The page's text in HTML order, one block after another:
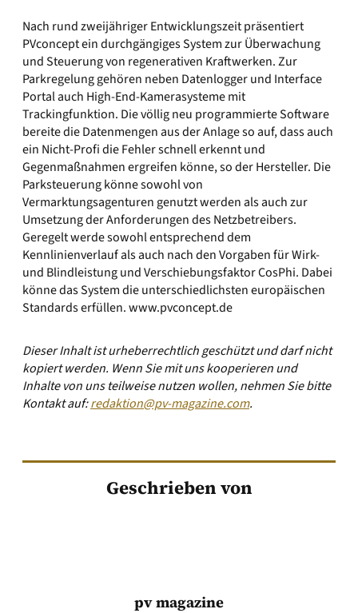
Nach rund zweijähriger Entwicklungszeit präsentiert
PVconcept ein durchgängiges System zur Überwachung
und Steuerung von regenerativen Kraftwerken. Zur
Parkregelung gehören neben Datenlogger und Interface
Portal auch High-End-Kamerasysteme mit
Trackingfunktion. Die völlig neu programmierte Software
bereite die Datenmengen aus der Anlage so auf, dass auch
ein Nicht-Profi die Fehler schnell erkennt und
Gegenmaßnahmen ergreifen könne, so der Hersteller. Die
Parksteuerung könne sowohl von
Vermarktungsagenturen genutzt werden als auch zur
Umsetzung der Anforderungen des Netzbetreibers.
Geregelt werde sowohl entsprechend dem
Kennlinienverlauf als auch nach den Vorgaben für Wirk-
und Blindleistung und Verschiebungsfaktor CosPhi. Dabei
könne das System die unterschiedlichsten europäischen
Standards erfüllen.www.pvconcept.de
Dieser Inhalt ist urheberrechtlich geschützt und darf nicht
kopiert werden. Wenn Sie mit uns kooperieren und
Inhalte von uns teilweise nutzen wollen, nehmen Sie bitte
Kontakt auf:redaktion@pv-magazine.com.
Geschrieben von
pv magazine